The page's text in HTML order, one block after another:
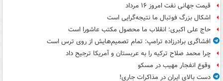
قیمت جهانی نفت امروز ۱۶ مرداد
اشکال بزرگ فوتبال ما نتیجه‌گرایی است
حاج علی اکبری: انقلاب ما محصول مکتب عاشورا است
افشاگری برادرزاده ترامپ: تمام تصمیم‌هایش از روی ترس است
چرا محمد صلاح ترکیه را به عربستان و آمریکا ترجیح داد
وقوع انفجار مهیب در مسکو
دست بالای ایران در مذاکرات جاری!